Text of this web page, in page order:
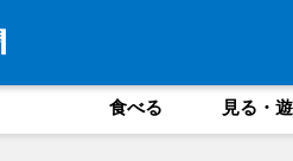
食べる 見る・